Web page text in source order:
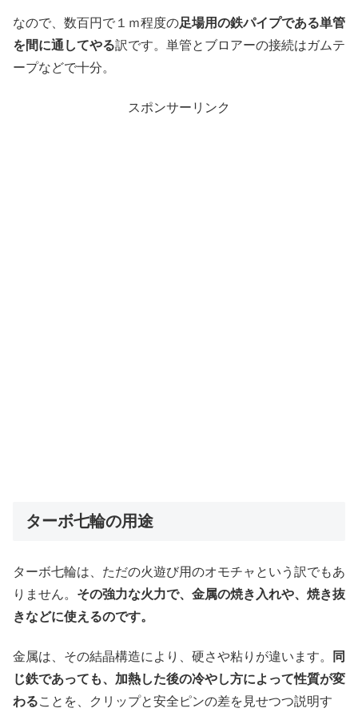
なので、数百円で１ｍ程度の足場用の鉄パイプである単管
を間に通してやる訳です。単管とブロアーの接続はガムテ
ープなどで十分。
スポンサーリンク
ターボ七輪の用途
ターボ七輪は、ただの火遊び用のオモチャという訳でもあ
りません。 その強力な火力で、金属の焼き入れや、焼き抜
きなどに使えるのです。
金属は、その結晶構造により、硬さや粘りが違います。
同
じ鉄であっても、加熱した後の冷やし方によって性質が変
わることを、クリップと安全ピンの差を見せつつ説明す